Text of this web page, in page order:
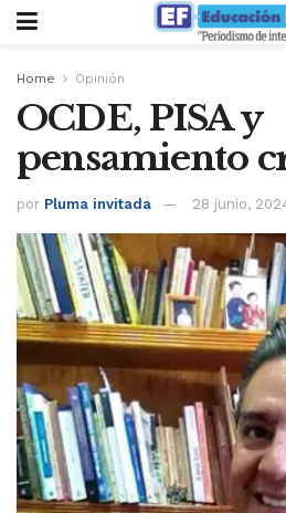
Home Opinión
OCDE, PISA y
pensamiento
por Pluma invitada 28 junio,